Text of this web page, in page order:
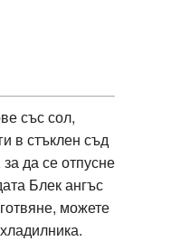
със сол,
в стъклен съд
да се отпусне
Блек ангъс
можете